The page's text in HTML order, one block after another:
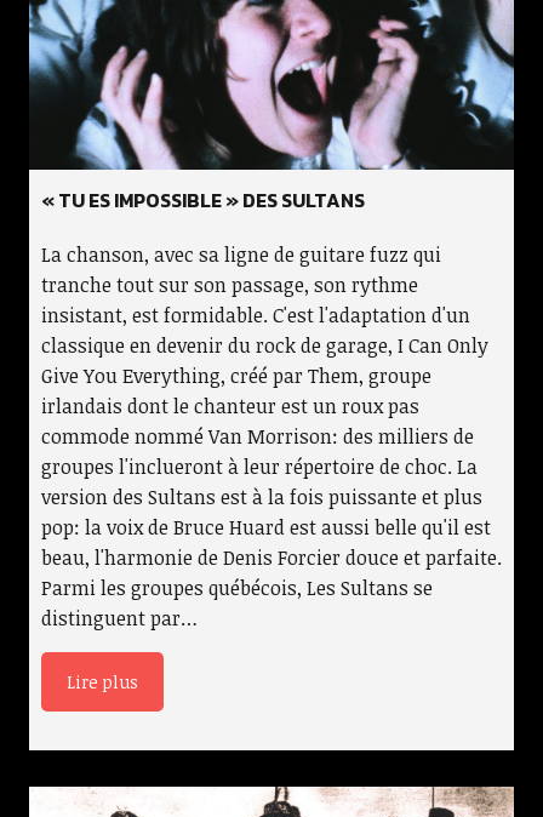
« TU ES IMPOSSIBLE » DES SULTANS
La chanson, avec sa ligne de guitare fuzz qui
tranche tout sur son passage, son rythme
insistant, est formidable. C'est l'adaptation d'un
classique en devenir du rock de garage, I Can Only
Give You Everything, créé par Them, groupe
irlandais dont le chanteur est un roux pas
commode nommé Van Morrison: des milliers de
groupes l'inclueront à leur répertoire de choc. La
version des Sultans est à la fois puissante et plus
pop: la voix de Bruce Huard est aussi belle qu'il est
beau, l'harmonie de Denis Forcier douce et parfaite.
Parmi les groupes québécois, Les Sultans se
distinguent par…
Lire plus